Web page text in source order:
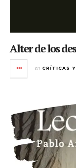
Alter de los
en CRÍTICAS Y